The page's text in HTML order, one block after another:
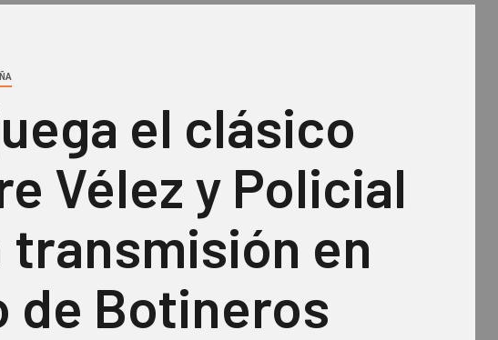
el clásico
Vélez y Policial
transmisión en
de Botineros